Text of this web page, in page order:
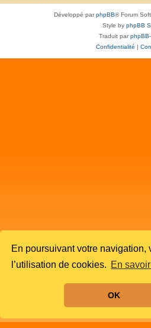
En poursuivant votre navigation,
l’utilisation de cookies. En
OK
Développé parphpBB® Forum
Style by phpBB
Traduit par
Confidentialité |